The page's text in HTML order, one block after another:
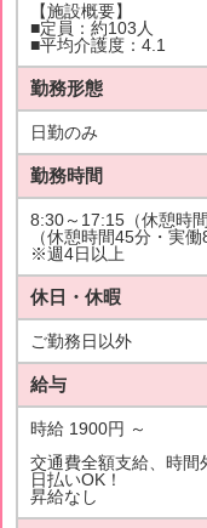
【施設概要】
■定員：約103人
■平均介護度：4.1
勤務形態
日勤のみ
勤務時間
8:30～17:15（休憩時
（休憩時間45分・実働
※週4日以上
休日・休暇
ご勤務日以外
給与
時給 1900円 ～
交通費全額支給、時間
日払いOK！
昇給なし